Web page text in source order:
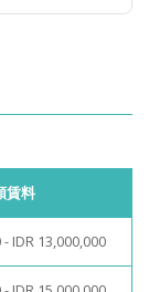
賃料
IDR 13,000,000